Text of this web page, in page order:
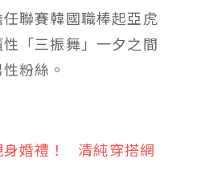
聯賽韓國職棒起亞虎
「三振舞」一夕之間
粉絲。
身婚禮！ 清純穿搭網